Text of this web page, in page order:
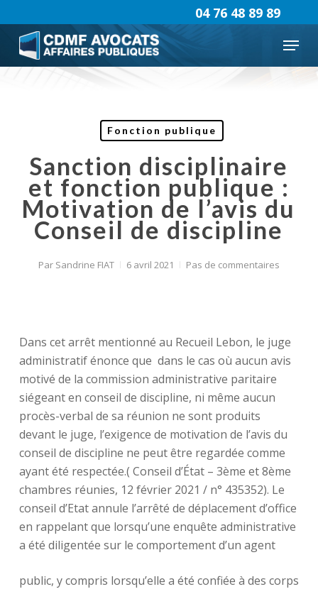
to
main
content
Menu
04 76 48 89 89
Fonction publique
Sanction disciplinaire
et fonction publique :
Motivation de l’avis du
Conseil de discipline
ParSandrine FIAT 6 avril 2021 Pas de commentaires
Dans cet arrêt mentionné au Recueil Lebon, le juge
administratif énonce que dans le cas où aucun avis
motivé de la commission administrative paritaire
siégeant en conseil de discipline, ni même aucun
procès-verbal de sa réunion ne sont produits
devant le juge, l’exigence de motivation de l’avis du
conseil de discipline ne peut être regardée comme
ayant été respectée.( Conseil d’État – 3ème et 8ème
chambres réunies, 12 février 2021 / n° 435352). Le
conseil d’Etat annule l’arrêté de déplacement d’office
en rappelant que lorsqu’une enquête administrative
a été diligentée sur le comportement d’un agent
public, y compris lorsqu’elle a été confiée à des corps